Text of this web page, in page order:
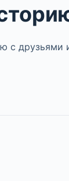
с друзьями